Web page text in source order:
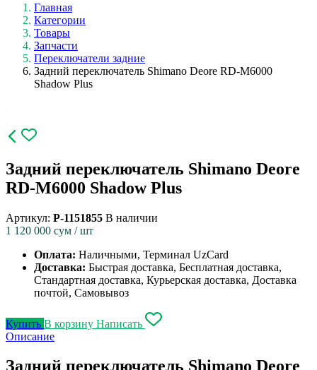
Главная
Категории
Товары
Запчасти
Переключатели задние
Задний переключатель Shimano Deore RD-M6000
Shadow Plus
Задний переключатель Shimano Deore
RD-M6000 Shadow Plus
Артикул: P-1151855 В наличии
1 120 000 сум / шт
Оплата: Наличными, Терминал UzCard
Доставка: Быстрая доставка, Бесплатная доставка,
Стандартная доставка, Курьерская доставка, Доставка
почтой, Самовывоз
Купить В корзину Написать
Описание
Задний переключатель Shimano Deore